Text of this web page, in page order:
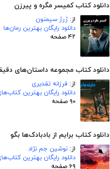
دانلود کتاب کمیسر مگره و پیرزن
از:ژرژ سیمنون
دانلود رایگان بهترین رمان‌ها
۴۲ صفحه
دانلود کتاب مجموعه داستان‌های
از: فرزانه تقدیری
دانلود رایگان بهترین
۹۰ صفحه
دانلود کتاب برایم از بادبادک‌ها بگو
از: نوشین جم نژاد
دانلود رایگان بهترین
۶۹ صفحه